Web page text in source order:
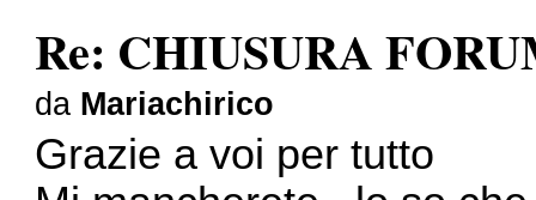
Re: CHIUSURA
da Mariachirico
Grazie a voi per tutto